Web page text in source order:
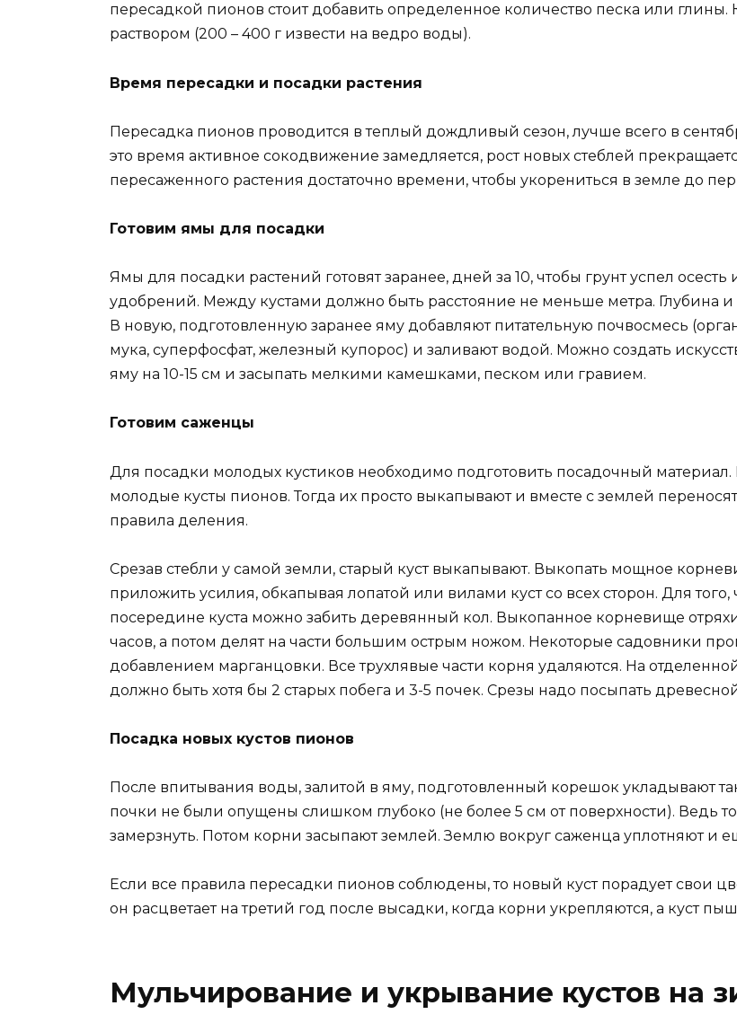
пересадкой пионов стоит добавить определенное количество песка или
раствором (200 – 400 г извести на ведро воды).
Время пересадки и посадки растения
Пересадка пионов проводится в теплый дождливый сезон, лучше всего в
это время активное сокодвижение замедляется, рост новых стеблей
пересаженного растения достаточно времени, чтобы укорениться в земле до
Готовим ямы для посадки
Ямы для посадки растений готовят заранее, дней за 10, чтобы грунт успел
удобрений. Между кустами должно быть расстояние не меньше метра. Глубина
В новую, подготовленную заранее яму добавляют питательную почвосмесь
мука, суперфосфат, железный купорос) и заливают водой. Можно создать
яму на 10-15 см и засыпать мелкими камешками, песком или гравием.
Готовим саженцы
Для посадки молодых кустиков необходимо подготовить посадочный
молодые кусты пионов. Тогда их просто выкапывают и вместе с землей
правила деления.
Срезав стебли у самой земли, старый куст выкапывают. Выкопать мощное
приложить усилия, обкапывая лопатой или вилами куст со всех сторон. Для
посередине куста можно забить деревянный кол. Выкопанное корневище
часов, а потом делят на части большим острым ножом. Некоторые садовники
добавлением марганцовки. Все трухлявые части корня удаляются. На
должно быть хотя бы 2 старых побега и 3-5 почек. Срезы надо посыпать
Посадка новых кустов пионов
После впитывания воды, залитой в яму, подготовленный корешок укладывают
почки не были опущены слишком глубоко (не более 5 см от поверхности). Ведь
замерзнуть. Потом корни засыпают землей. Землю вокруг саженца уплотняют и
Если все правила пересадки пионов соблюдены, то новый куст порадует свои
он расцветает на третий год после высадки, когда корни укрепляются, а куст
Мульчирование и укрывание кустов на